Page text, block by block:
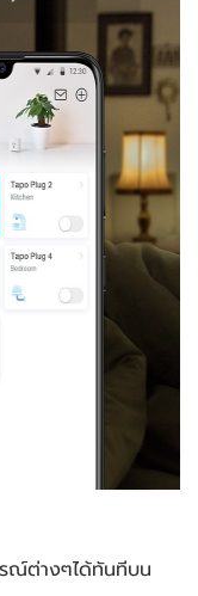
ณ์ต่างๆได้ทันทีบน